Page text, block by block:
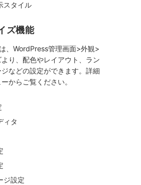
スタイル
ズ機能
、WordPress管理画面>外観>
り、配色やレイアウト、ラン
などの設定ができます。詳細
からご覧ください。
ィタ
ジ設定